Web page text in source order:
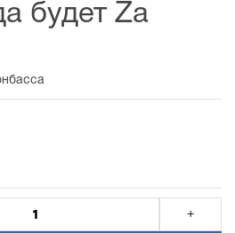
будет Zа
+